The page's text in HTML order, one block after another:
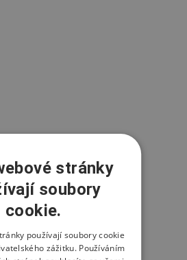
stránky
soubory
cookie.
používají soubory cookie
zážitku. Používáním